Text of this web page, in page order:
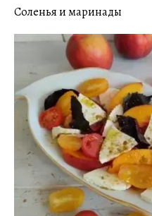
Соленья и маринады